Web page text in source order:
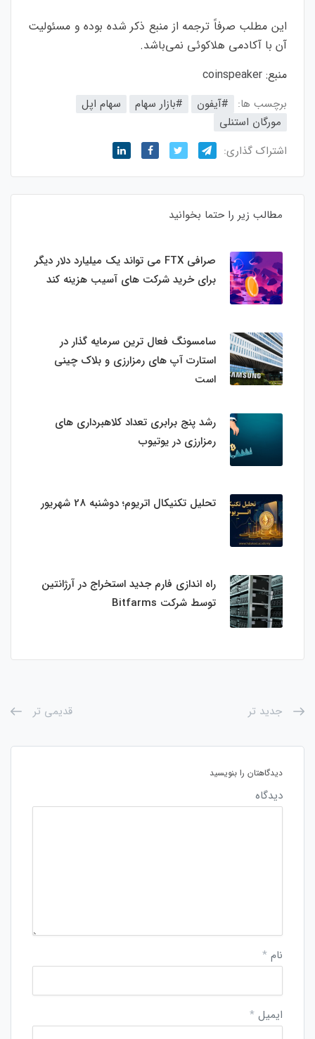
این مطلب صرفاً ترجمه از منبع ذکر شده بوده و مسئولیت
آن با آکادمی هلاکوئی نمی‌باشد.
منبع: coinspeaker
برچسب ها: #آیفون #بازار سهام
سهام اپل
مورگان استنلی
اشتراک گذاری:
مطالب زیر را حتما بخوانید
صرافی FTX می تواند یک میلیارد دلار دیگر
برای خرید شرکت های آسیب هزینه کند
سامسونگ فعال‌ ترین سرمایه‌ گذار در
استارت‌ آپ‌ های رمزارزی و بلاک چینی
است
رشد پنج برابری تعداد کلاهبرداری های
رمزارزی در یوتیوب
تحلیل تکنیکال اتریوم؛ دوشنبه 28 شهریور
راه اندازی فارم جدید استخراج در آرژانتین
توسط شرکت Bitfarms
جدید تر قدیمی تر
دیدگاهتان را بنویسید
دیدگاه
نام *
ایمیل *